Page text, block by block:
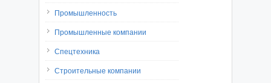
Промышленность
Промышленные компании
Спецтехника
Строительные компании